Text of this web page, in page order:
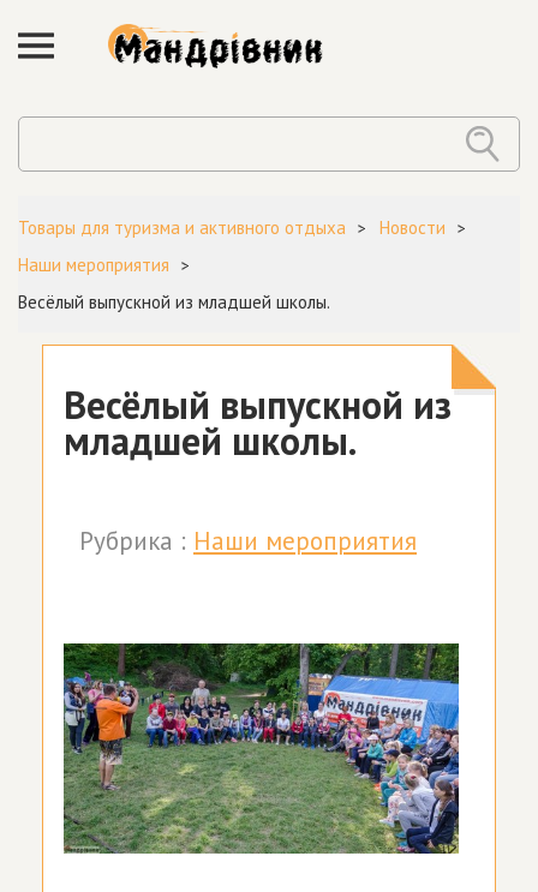
Товары для туризма и активного отдыха
Новости
Наши мероприятия
Весёлый выпускной из младшей школы.
Весёлый выпускной из
младшей школы.
Рубрика : Наши мероприятия